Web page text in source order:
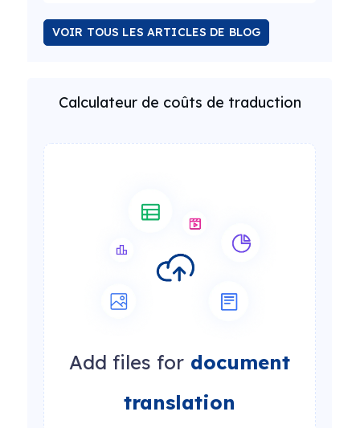
VOIR TOUS LES ARTICLES DE BLOG
Calculateur de coûts de traduction
Add files for document
translation